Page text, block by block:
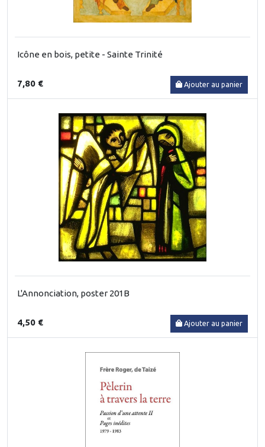
Icône en bois, petite - Sainte Trinité
7,80 € Ajouter au panier
L'Annonciation, poster 201B
4,50 € Ajouter au panier